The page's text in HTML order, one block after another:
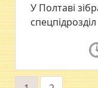
У Полтаві